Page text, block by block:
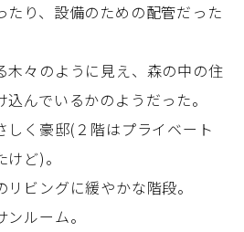
たり、設備のための配管だった
木々のように見え、森の中の住
んでいるかのようだった。
しく豪邸(２階はプライベート
ど)。
ビングに緩やかな階段。
ルーム。